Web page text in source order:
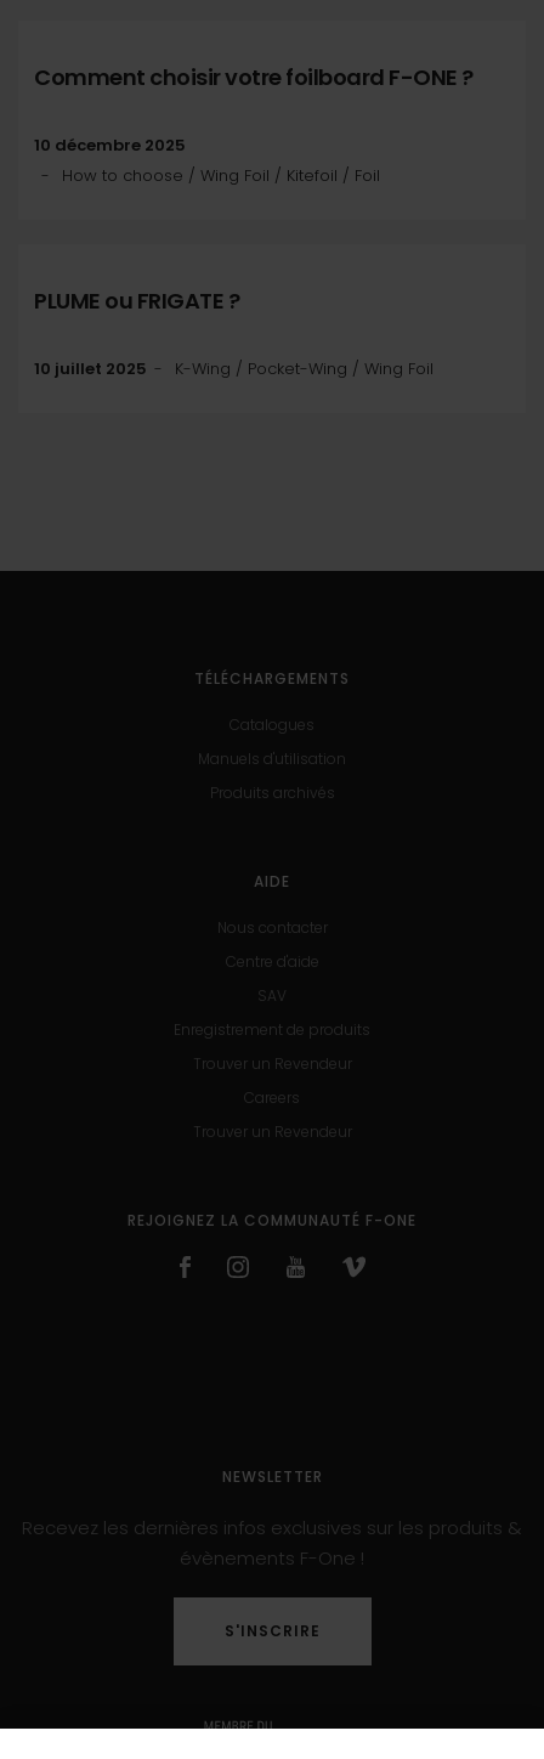
Comment choisir votre foilboard F-ONE ?
10 décembre 2025
How to choose / Wing Foil / Kitefoil / Foil
PLUME ou FRIGATE ?
10 juillet 2025 K-Wing / Pocket-Wing / Wing Foil
TÉLÉCHARGEMENTS
Catalogues
Manuels d'utilisation
Produits archivés
AIDE
Nous contacter
Centre d'aide
SAV
Enregistrement de produits
Trouver un Revendeur
Careers
Trouver un Revendeur
REJOIGNEZ LA COMMUNAUTÉ F-ONE
NEWSLETTER
Recevez les dernières infos exclusives sur les produits &
évènements F-One !
S'INSCRIRE